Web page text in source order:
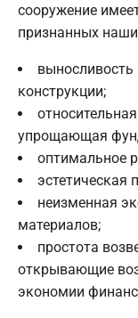
сооружение
признанных
выносливость
конструкции;
упрощающая
оптимальное
эстетическая
неизменная
материалов;
простота
открывающие
экономии